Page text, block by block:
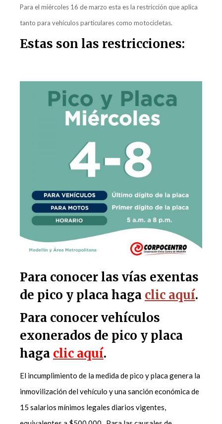
Para el miércoles 16 de marzo esta es la restricción que aplica
tanto para vehículos particulares como motocicletas.
Estas son las restricciones:
Para conocer las vías exentas
de pico y placa haga clic aquí.
Para conocer vehículos
exonerados de pico y placa
haga clic aquí.
El incumplimiento de la medida de pico y placa genera la
inmovilización del vehículo y una sanción económica de
15 salarios mínimos legales diarios vigentes,